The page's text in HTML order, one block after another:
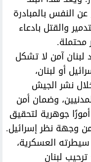
النفس بالمبادرة
والقتل بادعاء
محتملة.
آمن لا تشكل
أو لبنان،
نشر الجيش
وضمان أمن
جوهرية لتحقيق
وجهة نظر إسرائيل.
العسكرية،
لبنان